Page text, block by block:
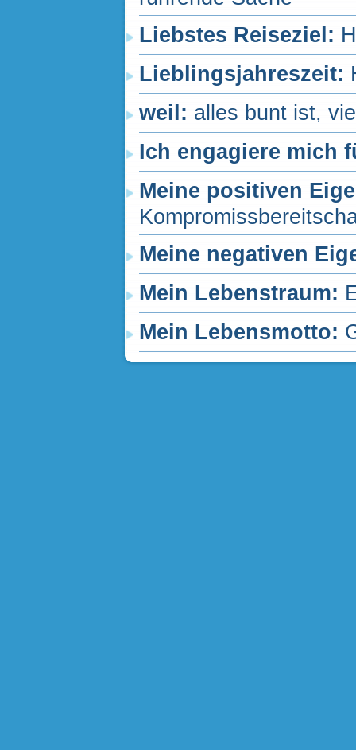
Liebstes Reiseziel:
Lieblingsjahreszeit:
weil: alles bunt ist,
Ich engagiere mich
Meine positiven
Meine negativen
Mein Lebenstraum:
Mein Lebensmotto: